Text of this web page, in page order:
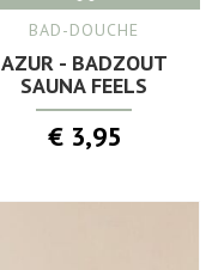
BAD-DOUCHE
AZUR - BADZOUT
SAUNA FEELS
€ 3,95